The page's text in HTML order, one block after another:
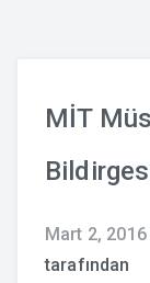
MİT
Mart 2, 2016
tarafından